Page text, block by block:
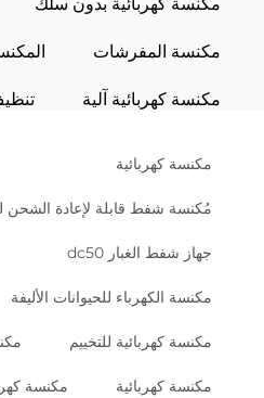
مكنسة المفرشات
مكنسة كهربائية آلية
مكنسة كهربائية
مُكنسة شفط قابلة لإعادة الشحن
جهاز شفط الغبار dc50
مكنسة الكهرباء للحيوانات الأليفة
مكنسة كهربائية للتخييم
مكنسة كهربائية مكنسة